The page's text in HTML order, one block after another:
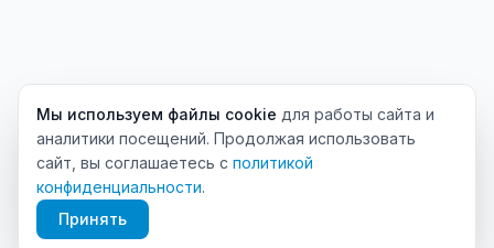
Мы используем файлы cookie для работы сайта и
аналитики посещений. Продолжая использовать
сайт, вы соглашаетесь с политикой
конфиденциальности.
Принять